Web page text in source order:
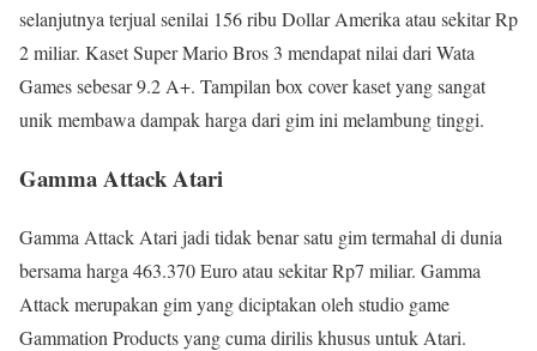
selanjutnya terjual senilai 156 ribu Dollar Amerika atau sekitar Rp
2 miliar. Kaset Super Mario Bros 3 mendapat nilai dari Wata
Games sebesar 9.2 A+. Tampilan box cover kaset yang sangat
unik membawa dampak harga dari gim ini melambung tinggi.
Gamma Attack Atari
Gamma Attack Atari jadi tidak benar satu gim termahal di dunia
bersama harga 463.370 Euro atau sekitar Rp7 miliar. Gamma
Attack merupakan gim yang diciptakan oleh studio game
Gammation Products yang cuma dirilis khusus untuk Atari.